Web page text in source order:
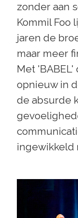
zonder aan
Kommil Foo
jaren de
maar meer
Met 'BABEL'
opnieuw in
de absurde
ingewikkeld